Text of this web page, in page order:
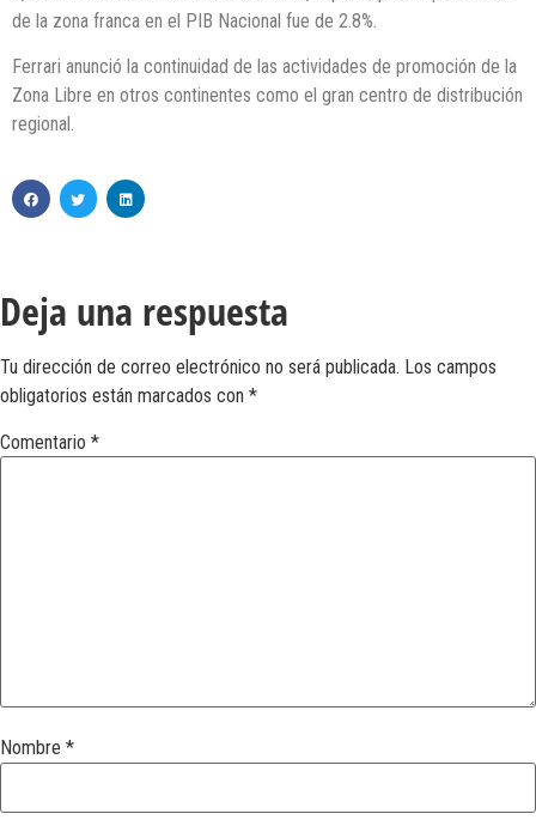
de la zona franca en el PIB Nacional fue de 2.8%.
Ferrari anunció la continuidad de las actividades de promoción de la
Zona Libre en otros continentes como el gran centro de distribución
regional.
Deja una respuesta
Tu dirección de correo electrónico no será publicada. Los campos
obligatorios están marcados con *
Comentario *
Nombre *